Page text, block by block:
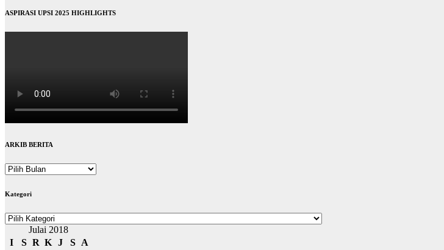
ASPIRASI UPSI 2025 HIGHLIGHTS
ARKIB BERITA
ARKIB
Kategori
Kategori
Julai 2018
I
S R K J S
A